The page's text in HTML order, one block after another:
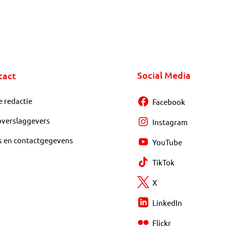
redactie
en contactgegevens
Social Media
Facebook
Instagram
YouTube
TikTok
X
LinkedIn
Flickr